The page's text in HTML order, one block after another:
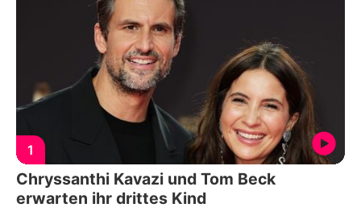
1
Chryssanthi Kavazi und Tom Beck
erwarten ihr drittes Kind